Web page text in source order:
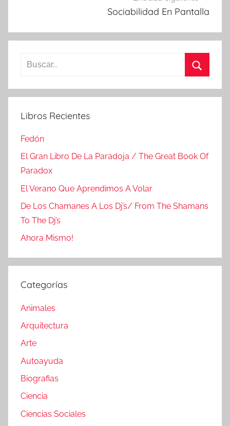
Sociabilidad En Pantalla
Buscar:
Libros Recientes
Fedón
El Gran Libro De La Paradoja / The Great Book Of
Paradox
El Verano Que Aprendimos A Volar
De Los Chamanes A Los Dj’s/ From The Shamans
To The Dj’s
Ahora Mismo!
Categorías
Animales
Arquitectura
Arte
Autoayuda
Biografias
Ciencia
Ciencias Sociales